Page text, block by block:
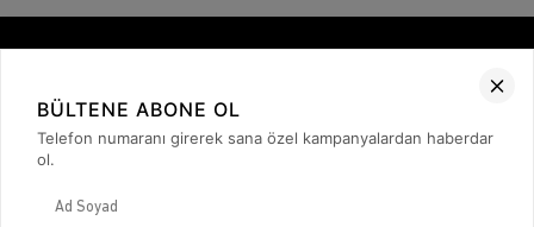
İletişim
Gizlilik ve Güvenlik
ETK Bilgilendirme Metni
BÜLTENE ABONE OL
Telefon numaranı girerek sana özel kampanyalardan haberdar
ol.